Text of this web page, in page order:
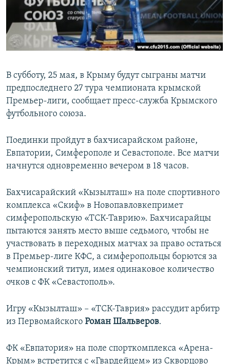
ПОБЕДИТЕЛЕЙ НЕ СУДЯТ?
КРЫМ.НЕПОКОРЕННЫЙ
ELIFBE
ПРИСОЕДИНЯЙТЕСЬ!
Все сайты RFE/RL
В субботу, 25 мая, в Крыму будут сыграны матчи
предпоследнего 27 тура чемпионата крымской
Премьер-лиги, сообщает пресс-служба Крымского
футбольного союза.
Поединки пройдут в бахчисарайском районе,
Евпатории, Симферополе и Севастополе. Все матчи
начнутся одновременно вечером в 18 часов.
Бахчисарайский «Кызылташ» на поле спортивного
комплекса «Скиф» в Новопавловкепримет
симферопольскую «ТСК-Таврию». Бахчисарайцы
пытаются занять место выше седьмого, чтобы не
участвовать в переходных матчах за право остаться
в Премьер-лиге КФС, а симферопольцы борются за
чемпионский титул, имея одинаковое количество
очков с ФК «Севастополь».
Игру «Кызылташ» – «ТСК-Таврия» рассудит арбитр
из Первомайского Роман Шальверов.
ФК «Евпатория» на поле спорткомплекса «Арена-
Крым» встретится с «Гвардейцем» из Скворцово